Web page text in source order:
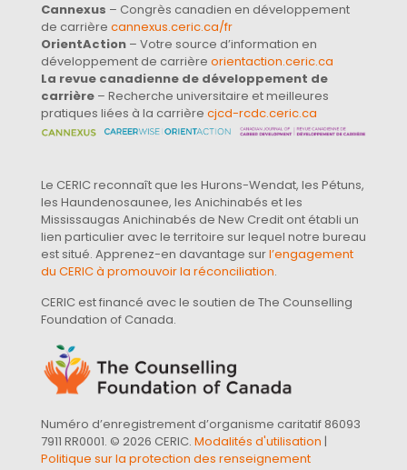
Cannexus – Congrès canadien en développement
de carrière cannexus.ceric.ca/fr
OrientAction – Votre source d’information en
développement de carrière orientaction.ceric.ca
La revue canadienne de développement de
carrière – Recherche universitaire et meilleures
pratiques liées à la carrière cjcd-rcdc.ceric.ca
Le CERIC reconnaît que les Hurons-Wendat, les Pétuns,
les Haundenosaunee, les Anichinabés et les
Mississaugas Anichinabés de New Credit ont établi un
lien particulier avec le territoire sur lequel notre bureau
est situé. Apprenez-en davantage surl’engagement
du CERIC à promouvoir la réconciliation.
CERIC est financé avec le soutien de The Counselling
Foundation of Canada.
Numéro d’enregistrement d’organisme caritatif 86093
7911 RR0001. © 2026 CERIC. Modalités d'utilisation |
Politique sur la protection des renseignement